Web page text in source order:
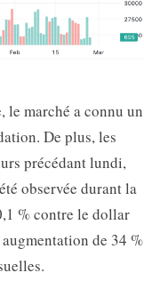
le marché a connu un
De plus, les
précédant lundi,
observée durant la
% contre le dollar
de 34 %